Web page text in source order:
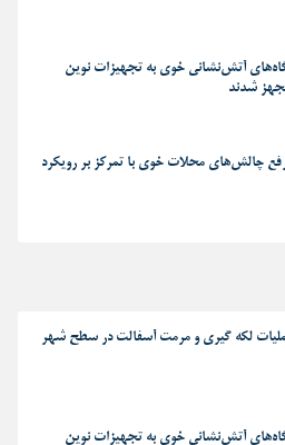
آتش‌نشانی خوی به تجهیزات نوین
شدند
چالش‌های محلات خوی با تمرکز بر رویکرد
لکه گیری و مرمت آسفالت در سطح شهر
آتش‌نشانی خوی به تجهیزات نوین